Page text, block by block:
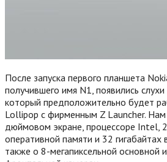
После запуска первого планшета
получившего имя N1, появились
который предположительно будет
Lollipop с фирменным Z Launcher.
дюймовом экране, процессоре Intel, 2
оперативной памяти и 32 гигабайтах
также о 8-мегапиксельной основной